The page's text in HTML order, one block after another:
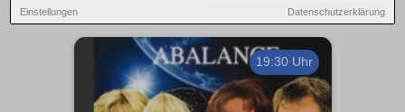
Einstellungen Datenschutzerklärung
19:30 Uhr